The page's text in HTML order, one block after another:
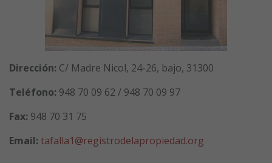
Dirección: C/ Madre Nicol, 24-26, bajo, 31300
Teléfono: 948 70 09 62 / 948 70 09 97
Fax: 948 70 31 75
Email: tafalla1@registrodelapropiedad.org